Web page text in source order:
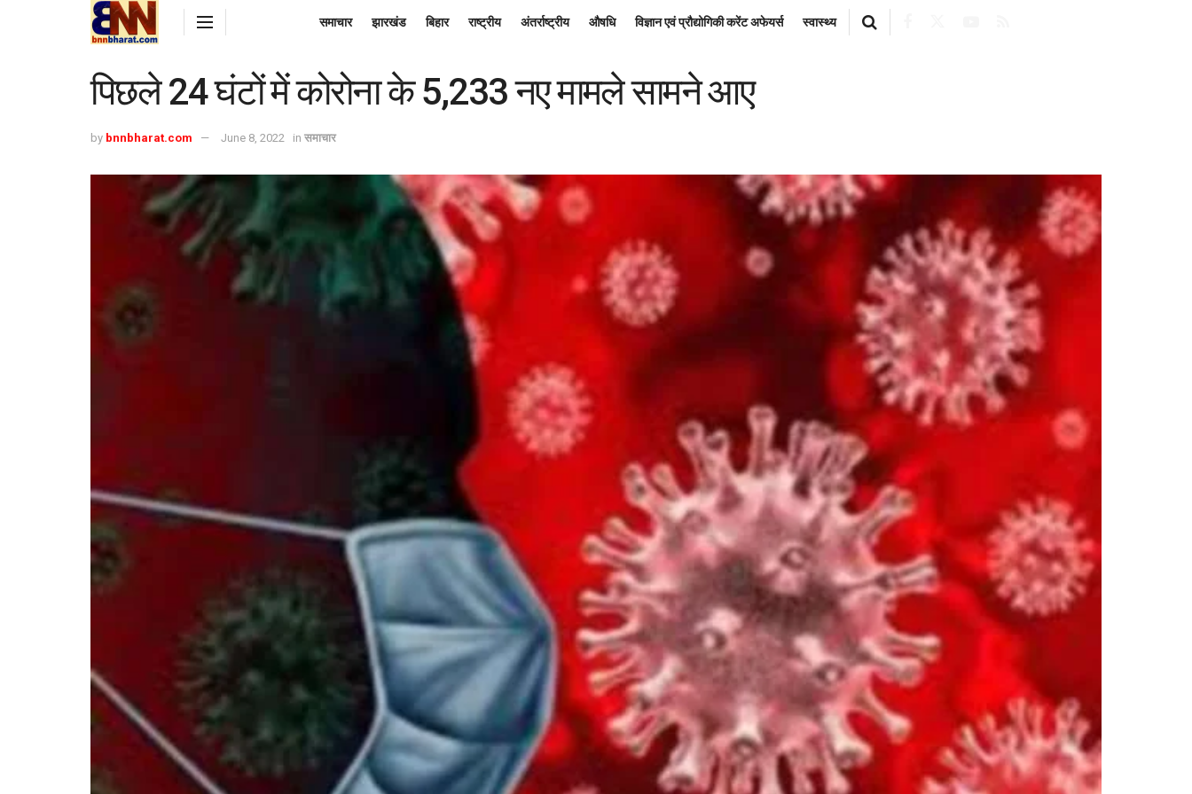
समाचार झारखंड बिहार राष्ट्रीय अंतर्राष्ट्रीय औषधि विज्ञान एवं प्रौद्योगिकी करेंट अफेयर्स स्वास्थ्य
पिछले 24 घंटों में कोरोना के 5,233 नए मामले सामने आए
by bnnbharat.com June 8, 2022 in समाचार